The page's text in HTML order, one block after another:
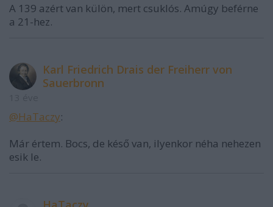
A 139 azért van külön, mert csuklós. Amúgy beférne
a 21-hez.
Karl Friedrich Drais der Freiherr von
Sauerbronn
@HaTaczy:
Már értem. Bocs, de késő van, ilyenkor néha nehezen
esik le.